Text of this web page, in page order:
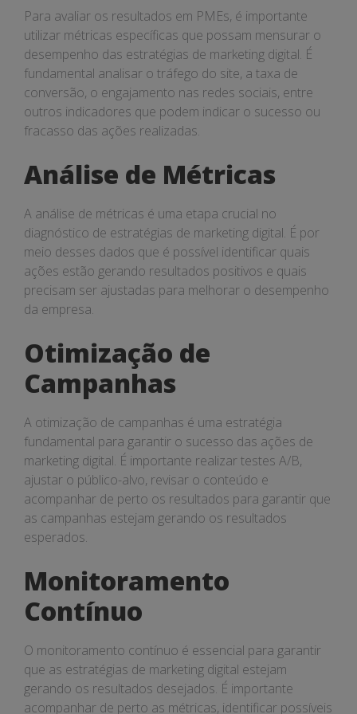
Para avaliar os resultados em PMEs, é importante
utilizar métricas específicas que possam mensurar o
desempenho das estratégias de marketing digital. É
fundamental analisar o tráfego do site, a taxa de
conversão, o engajamento nas redes sociais, entre
outros indicadores que podem indicar o sucesso ou
fracasso das ações realizadas.
Análise de Métricas
A análise de métricas é uma etapa crucial no
diagnóstico de estratégias de marketing digital. É por
meio desses dados que é possível identificar quais
ações estão gerando resultados positivos e quais
precisam ser ajustadas para melhorar o desempenho
da empresa.
Otimização de
Campanhas
A otimização de campanhas é uma estratégia
fundamental para garantir o sucesso das ações de
marketing digital. É importante realizar testes A/B,
ajustar o público-alvo, revisar o conteúdo e
acompanhar de perto os resultados para garantir que
as campanhas estejam gerando os resultados
esperados.
Monitoramento
Contínuo
O monitoramento contínuo é essencial para garantir
que as estratégias de marketing digital estejam
gerando os resultados desejados. É importante
acompanhar de perto as métricas, identificar possíveis